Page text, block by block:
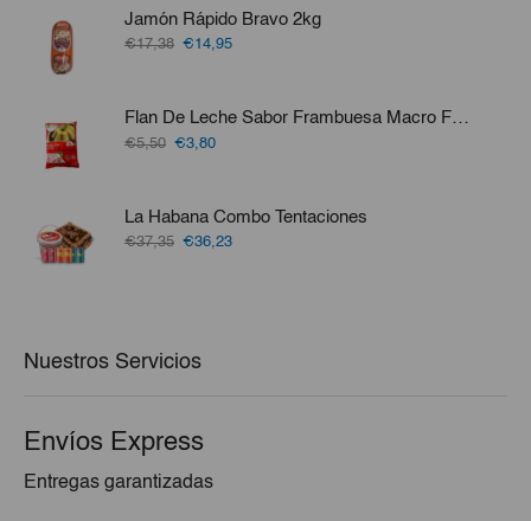
€6,25.€5,98.
Jamón Rápido Bravo 2kg
€17,38 El
era:
€17,38.
€14,95El
es:
€14,95.
Flan De Leche Sabor Frambuesa Macro Food 1kg
€5,50 El
€5,50.
€3,80El
€3,80.
La Habana Combo Tentaciones
€37,35 El
€36,23El
Nuestros Servicios
Envíos Express
Entregas garantizadas